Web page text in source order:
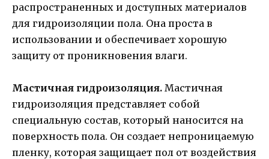
распространенных и доступных материалов
для гидроизоляции пола. Она проста в
использовании и обеспечивает хорошую
защиту от проникновения влаги.
Мастичная гидроизоляция. Мастичная
гидроизоляция представляет собой
специальную состав, который наносится на
поверхность пола. Он создает непроницаемую
пленку, которая защищает пол от воздействия